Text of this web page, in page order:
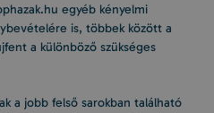
egyéb kényelmi
is, többek között a
a különböző szükséges
a jobb felső sarokban található